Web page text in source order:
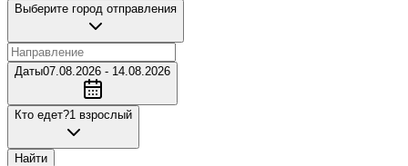
Выберите город отправления
Даты07.08.2026 - 14.08.2026
Кто едет?1 взрослый
Найти